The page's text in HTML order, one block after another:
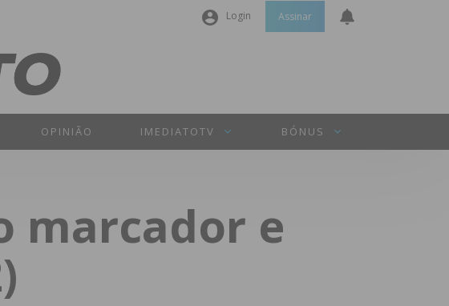
Login
Senha
INICIAR SESSÃO
Assinar
OPINIÃO IMEDIATOTV BÓNUS
marcador e